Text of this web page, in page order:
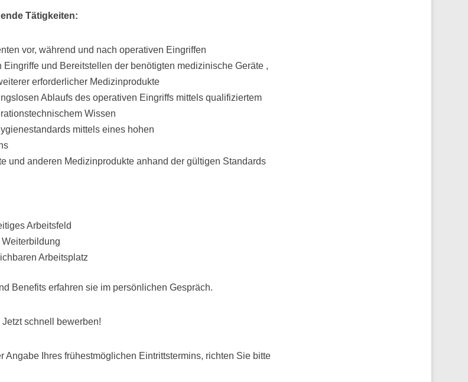
Tätigkeiten:
vor, während und nach operativen Eingriffen
Eingriffe und Bereitstellen der benötigten medizinische Geräte ,
erforderlicher Medizinprodukte
Ablaufs des operativen Eingriffs mittels qualifiziertem
Wissen
mittels eines hohen
und anderen Medizinprodukte anhand der gültigen Standards
Arbeitsfeld
Arbeitsplatz
Benefits erfahren sie im persönlichen Gespräch.
schnell bewerben!
Angabe Ihres frühestmöglichen Eintrittstermins, richten Sie bitte